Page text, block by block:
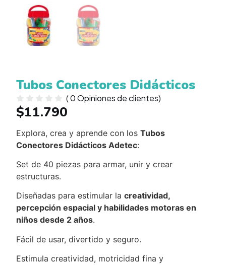
Tubos Conectores Didácticos
(0Opiniones de clientes)
$11.790
Explora, crea y aprende con losTubos
Conectores Didácticos Adetec:
Set de 40 piezas para armar, unir y crear
estructuras.
Diseñadas para estimular lacreatividad,
percepción espacial y habilidades motoras en
niños desde 2 años.
Fácil de usar, divertido y seguro.
Estimula creatividad, motricidad fina y